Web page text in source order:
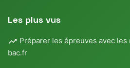
Les plus vus
Préparer les épreuves avec les
bac.fr